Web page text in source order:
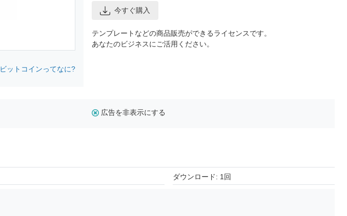
ビットコインってなに?
今すぐ購入
テンプレートなどの商品販売ができるライセンスです。
あなたのビジネスにご活用ください。
広告を非表示にする
ダウンロード: 1回